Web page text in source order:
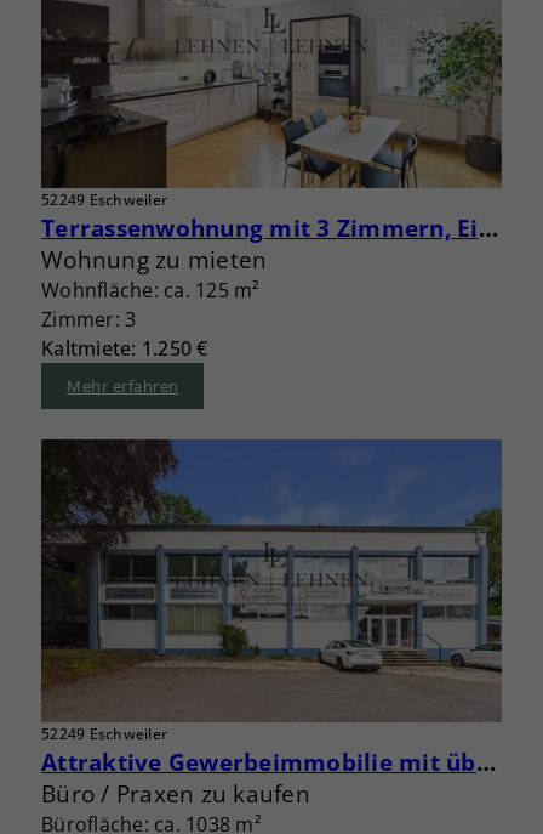
52249 Eschweiler
Terrassenwohnung mit 3 Zimmern, Einbauküche, Aufzug und Garage
Wohnung zu mieten
Wohnfläche: ca. 125 m²
Zimmer: 3
Kaltmiete: 1.250 €
Mehr erfahren
52249 Eschweiler
Attraktive Gewerbeimmobilie mit über 1.400 m² Nutzfläche und Entwicklungspotenzial
Büro / Praxen zu kaufen
Bürofläche: ca. 1038 m²